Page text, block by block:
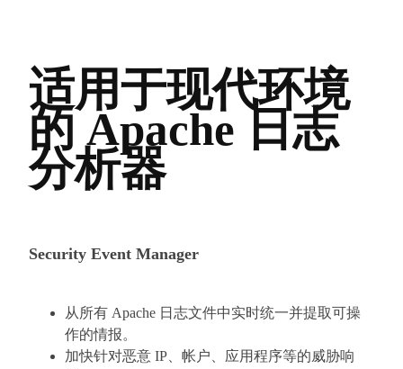
适用于现代环境
的 Apache 日志
分析器
Security Event Manager
从所有 Apache 日志文件中实时统一并提取可操
作的情报。
加快针对恶意 IP、帐户、应用程序等的威胁响